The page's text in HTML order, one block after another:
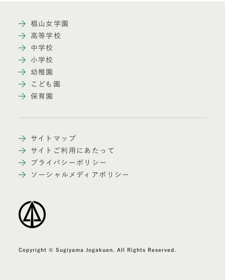
椙山女学園
高等学校
中学校
小学校
幼稚園
こども園
保育園
サイトマップ
サイトご利用にあたって
プライバシーポリシー
ソーシャルメディアポリシー
Copyright © Sugiyama Jogakuen. All Rights Reserved.